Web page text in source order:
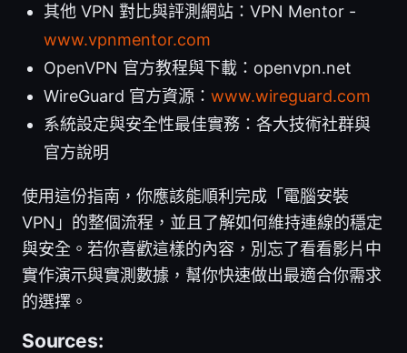
其他 VPN 對比與評測網站：VPN Mentor -
www.vpnmentor.com
OpenVPN 官方教程與下載：openvpn.net
WireGuard 官方資源： www.wireguard.com
系統設定與安全性最佳實務：各大技術社群與
官方說明
使用這份指南，你應該能順利完成「電腦安裝
VPN」的整個流程，並且了解如何維持連線的穩定
與安全。若你喜歡這樣的內容，別忘了看看影片中
實作演示與實測數據，幫你快速做出最適合你需求
的選擇。
Sources: